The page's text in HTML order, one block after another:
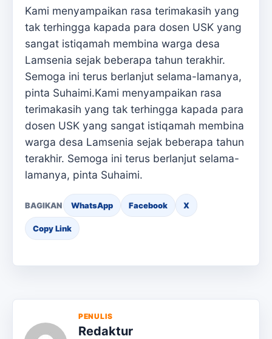
Kami menyampaikan rasa terimakasih yang
tak terhingga kapada para dosen USK yang
sangat istiqamah membina warga desa
Lamsenia sejak beberapa tahun terakhir.
Semoga ini terus berlanjut selama-lamanya,
pinta Suhaimi.Kami menyampaikan rasa
terimakasih yang tak terhingga kapada para
dosen USK yang sangat istiqamah membina
warga desa Lamsenia sejak beberapa tahun
terakhir. Semoga ini terus berlanjut selama-
lamanya, pinta Suhaimi.
BAGIKAN WhatsApp Facebook X
Copy Link
PENULIS
Redaktur